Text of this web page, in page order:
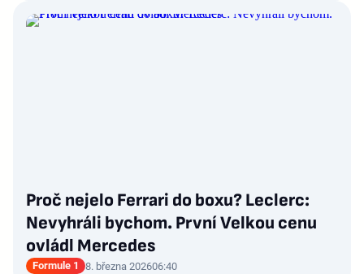
Proč nejelo Ferrari do boxu? Leclerc:
Nevyhráli bychom. První Velkou cenu
ovládl Mercedes
Formule 1 8. března 202606:40